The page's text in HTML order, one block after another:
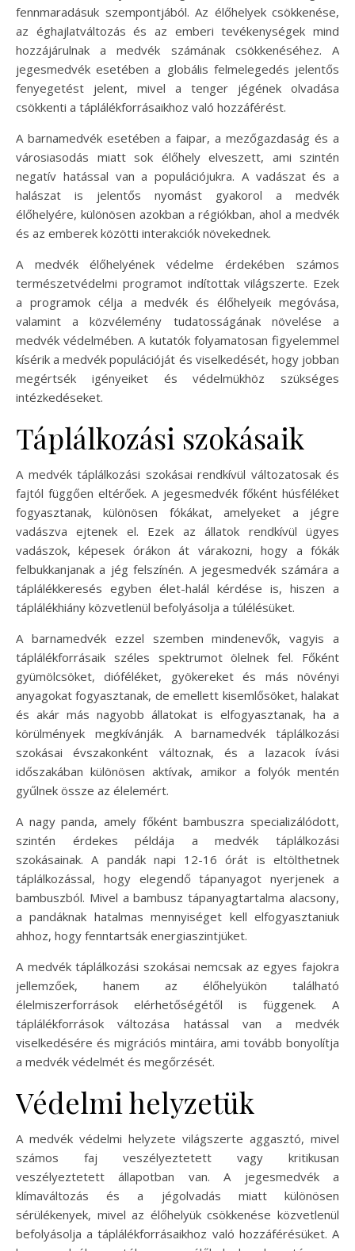
fennmaradásuk szempontjából. Az élőhelyek csökkenése,
az éghajlatváltozás és az emberi tevékenységek mind
hozzájárulnak a medvék számának csökkenéséhez. A
jegesmedvék esetében a globális felmelegedés jelentős
fenyegetést jelent, mivel a tenger jégének olvadása
csökkenti a táplálékforrásaikhoz való hozzáférést.
A barnamedvék esetében a faipar, a mezőgazdaság és a
városiasodás miatt sok élőhely elveszett, ami szintén
negatív hatással van a populációjukra. A vadászat és a
halászat is jelentős nyomást gyakorol a medvék
élőhelyére, különösen azokban a régiókban, ahol a medvék
és az emberek közötti interakciók növekednek.
A medvék élőhelyének védelme érdekében számos
természetvédelmi programot indítottak világszerte. Ezek
a programok célja a medvék és élőhelyeik megóvása,
valamint a közvélemény tudatosságának növelése a
medvék védelmében. A kutatók folyamatosan figyelemmel
kísérik a medvék populációját és viselkedését, hogy jobban
megértsék igényeiket és védelmükhöz szükséges
intézkedéseket.
Táplálkozási szokásaik
A medvék táplálkozási szokásai rendkívül változatosak és
fajtól függően eltérőek. A jegesmedvék főként húsféléket
fogyasztanak, különösen fókákat, amelyeket a jégre
vadászva ejtenek el. Ezek az állatok rendkívül ügyes
vadászok, képesek órákon át várakozni, hogy a fókák
felbukkanjanak a jég felszínén. A jegesmedvék számára a
táplálékkeresés egyben élet-halál kérdése is, hiszen a
táplálékhiány közvetlenül befolyásolja a túlélésüket.
A barnamedvék ezzel szemben mindenevők, vagyis a
táplálékforrásaik széles spektrumot ölelnek fel. Főként
gyümölcsöket, dióféléket, gyökereket és más növényi
anyagokat fogyasztanak, de emellett kisemlősöket, halakat
és akár más nagyobb állatokat is elfogyasztanak, ha a
körülmények megkívánják. A barnamedvék táplálkozási
szokásai évszakonként változnak, és a lazacok ívási
időszakában különösen aktívak, amikor a folyók mentén
gyűlnek össze az élelemért.
A nagy panda, amely főként bambuszra specializálódott,
szintén érdekes példája a medvék táplálkozási
szokásainak. A pandák napi 12-16 órát is eltölthetnek
táplálkozással, hogy elegendő tápanyagot nyerjenek a
bambuszból. Mivel a bambusz tápanyagtartalma alacsony,
a pandáknak hatalmas mennyiséget kell elfogyasztaniuk
ahhoz, hogy fenntartsák energiaszintjüket.
A medvék táplálkozási szokásai nemcsak az egyes fajokra
jellemzőek, hanem az élőhelyükön található
élelmiszerforrások elérhetőségétől is függenek. A
táplálékforrások változása hatással van a medvék
viselkedésére és migrációs mintáira, ami tovább bonyolítja
a medvék védelmét és megőrzését.
Védelmi helyzetük
A medvék védelmi helyzete világszerte aggasztó, mivel
számos faj veszélyeztetett vagy kritikusan
veszélyeztetett állapotban van. A jegesmedvék a
klímaváltozás és a jégolvadás miatt különösen
sérülékenyek, mivel az élőhelyük csökkenése közvetlenül
befolyásolja a táplálékforrásaikhoz való hozzáférésüket. A